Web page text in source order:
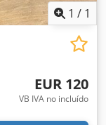
1 / 1
EUR 120
VB IVA no incluído